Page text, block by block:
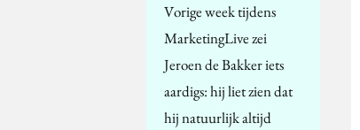
Vorige week tijdens
MarketingLive zei
Jeroen de Bakker iets
aardigs: hij liet zien dat
hij natuurlijk altijd